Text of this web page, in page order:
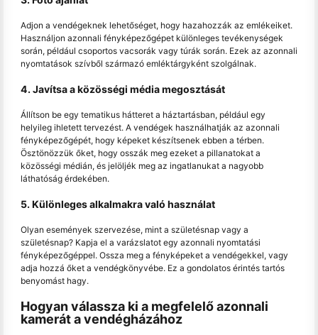
Adjon a vendégeknek lehetőséget, hogy hazahozzák az emlékeiket.
Használjon azonnali fényképezőgépet különleges tevékenységek
során, például csoportos vacsorák vagy túrák során. Ezek az azonnali
nyomtatások szívből származó emléktárgyként szolgálnak.
4. Javítsa a közösségi média megosztását
Állítson be egy tematikus hátteret a háztartásban, például egy
helyileg ihletett tervezést. A vendégek használhatják az azonnali
fényképezőgépét, hogy képeket készítsenek ebben a térben.
Ösztönözzük őket, hogy osszák meg ezeket a pillanatokat a
közösségi médián, és jelöljék meg az ingatlanukat a nagyobb
láthatóság érdekében.
5. Különleges alkalmakra való használat
Olyan események szervezése, mint a születésnap vagy a
születésnap? Kapja el a varázslatot egy azonnali nyomtatási
fényképezőgéppel. Ossza meg a fényképeket a vendégekkel, vagy
adja hozzá őket a vendégkönyvébe. Ez a gondolatos érintés tartós
benyomást hagy.
Hogyan válassza ki a megfelelő azonnali
kamerát a vendégházához